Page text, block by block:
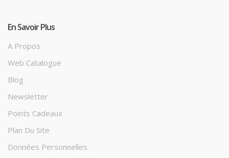
En Savoir Plus
A Propos
Web Catalogue
Blog
Newsletter
Points Cadeaux
Plan Du Site
Données Personnelles